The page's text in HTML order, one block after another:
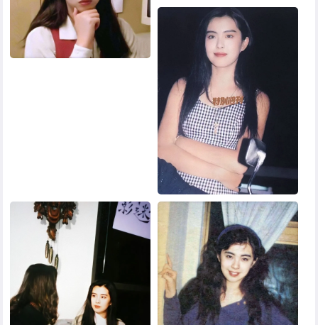
明星头像
卡通动漫